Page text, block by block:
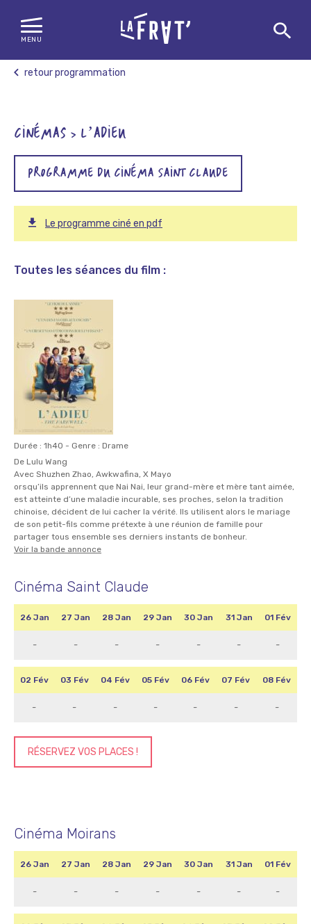
Skip
MENU
retour programmation
CINÉMAS > L’ADIEU
PROGRAMME DU CINÉMA SAINT CLAUDE
Le programme ciné en pdf
Toutes les séances du film :
Durée : 1h40 - Genre : Drame
De Lulu Wang
Avec Shuzhen Zhao, Awkwafina, X Mayo
orsqu’ils apprennent que Nai Nai, leur grand-mère et mère tant aimée,
est atteinte d’une maladie incurable, ses proches, selon la tradition
chinoise, décident de lui cacher la vérité. Ils utilisent alors le mariage
de son petit-fils comme prétexte à une réunion de famille pour
partager tous ensemble ses derniers instants de bonheur.
Voir la bande annonce
Cinéma Saint Claude
26 Jan 27 Jan 28 Jan 29 Jan 30 Jan 31 Jan 01 Fév
- - - - - - -
02 Fév 03 Fév 04 Fév 05 Fév 06 Fév 07 Fév 08 Fév
- - - - - - -
RÉSERVEZ VOS PLACES !
Cinéma Moirans
26 Jan 27 Jan 28 Jan 29 Jan 30 Jan 31 Jan 01 Fév
- - - - - - -